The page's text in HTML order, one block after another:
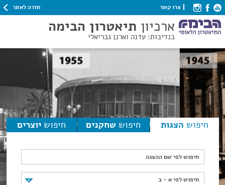
צרו קשר חזרה לאתר
ארכיון תיאטרון הבימה
בנדיבות: עדנה וארנן גבריאלי
חיפוש הצגות חיפוש שחקנים חיפוש יוצרים
חיפוש לפי שם ההצגה
חיפוש לפי א - ב
חיפוש לפי א - ב